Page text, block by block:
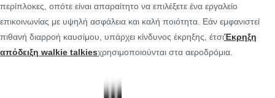
περίπλοκες, οπότε είναι απαραίτητο να επιλέξετε ένα εργαλείο
επικοινωνίας με υψηλή ασφάλεια και καλή ποιότητα. Εάν εμφανιστεί
πιθανή διαρροή καυσίμου, υπάρχει κίνδυνος έκρηξης, έτσιΈκρηξη
απόδειξη walkie talkiesχρησιμοποιούνται στα αεροδρόμια.